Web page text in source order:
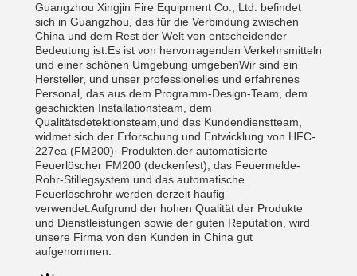
Guangzhou Xingjin Fire Equipment Co., Ltd. befindet
sich in Guangzhou, das für die Verbindung zwischen
China und dem Rest der Welt von entscheidender
Bedeutung ist.Es ist von hervorragenden Verkehrsmitteln
und einer schönen Umgebung umgebenWir sind ein
Hersteller, und unser professionelles und erfahrenes
Personal, das aus dem Programm-Design-Team, dem
geschickten Installationsteam, dem
Qualitätsdetektionsteam,und das Kundendienstteam,
widmet sich der Erforschung und Entwicklung von HFC-
227ea (FM200) -Produkten.der automatisierte
Feuerlöscher FM200 (deckenfest), das Feuermelde-
Rohr-Stillegsystem und das automatische
Feuerlöschrohr werden derzeit häufig
verwendet.Aufgrund der hohen Qualität der Produkte
und Dienstleistungen sowie der guten Reputation, wird
unsere Firma von den Kunden in China gut
aufgenommen.